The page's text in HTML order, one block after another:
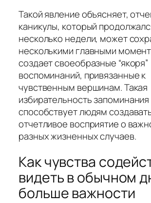
Такой явление объясняет,
каникулы, который
несколько недели, может
несколькими главными
создает своеобразные “якоря”
воспоминаний, привязанные к
чувственным вершинам. Такая
избирательность запоминания
способствует людям
отчетливое восприятие о
разных жизненных случаев.
Как чувства
видеть в обычном
больше важности